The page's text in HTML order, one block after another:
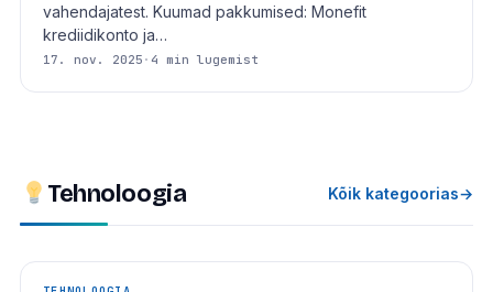
vahendajatest. Kuumad pakkumised: Monefit
krediidikonto ja…
17. nov. 2025 · 4 min lugemist
Tehnoloogia Kõik kategoorias→